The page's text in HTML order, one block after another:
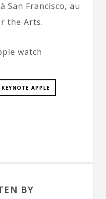
San Francisco, au
the Arts.
KEYNOTE APPLE
BY